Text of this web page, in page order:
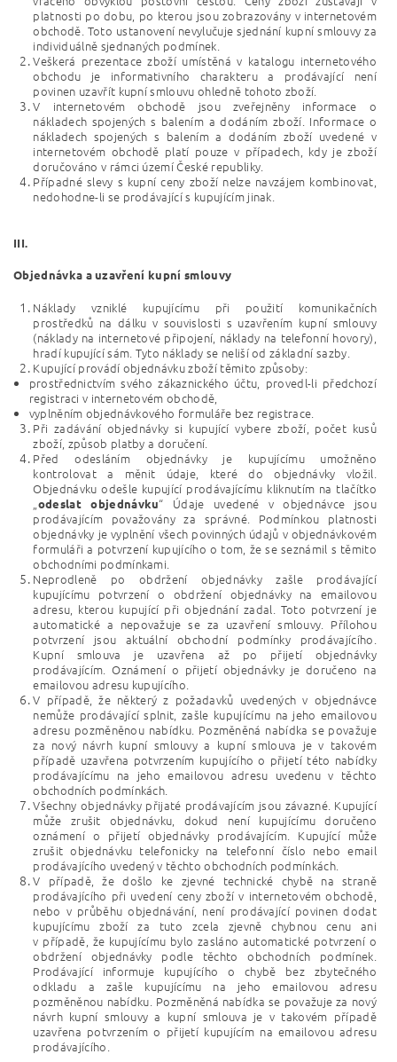
platnosti po dobu, po kterou jsou zobrazovány v internetovém
obchodě. Toto ustanovení nevylučuje sjednání kupní smlouvy za
individuálně sjednaných podmínek.
Veškerá prezentace zboží umístěná v katalogu internetového
obchodu je informativního charakteru a prodávající není
povinen uzavřít kupní smlouvu ohledně tohoto zboží.
V internetovém obchodě jsou zveřejněny informace o
nákladech spojených s balením a dodáním zboží. Informace o
nákladech spojených s balením a dodáním zboží uvedené v
internetovém obchodě platí pouze v případech, kdy je zboží
doručováno v rámci území České republiky.
Případné slevy s kupní ceny zboží nelze navzájem kombinovat,
nedohodne-li se prodávající s kupujícím jinak.
III.
Objednávka a uzavření kupní smlouvy
Náklady vzniklé kupujícímu při použití komunikačních
prostředků na dálku v souvislosti s uzavřením kupní smlouvy
(náklady na internetové připojení, náklady na telefonní hovory),
hradí kupující sám. Tyto náklady se neliší od základní sazby.
Kupující provádí objednávku zboží těmito způsoby:
prostřednictvím svého zákaznického účtu, provedl-li předchozí
registraci v internetovém obchodě,
vyplněním objednávkového formuláře bez registrace.
Při zadávání objednávky si kupující vybere zboží, počet kusů
zboží, způsob platby a doručení.
Před odesláním objednávky je kupujícímu umožněno
kontrolovat a měnit údaje, které do objednávky vložil.
Objednávku odešle kupující prodávajícímu kliknutím na tlačítko
„odeslat objednávku“ Údaje uvedené v objednávce jsou
prodávajícím považovány za správné. Podmínkou platnosti
objednávky je vyplnění všech povinných údajů v objednávkovém
formuláři a potvrzení kupujícího o tom, že se seznámil s těmito
obchodními podmínkami.
Neprodleně po obdržení objednávky zašle prodávající
kupujícímu potvrzení o obdržení objednávky na emailovou
adresu, kterou kupující při objednání zadal. Toto potvrzení je
automatické a nepovažuje se za uzavření smlouvy. Přílohou
potvrzení jsou aktuální obchodní podmínky prodávajícího.
Kupní smlouva je uzavřena až po přijetí objednávky
prodávajícím. Oznámení o přijetí objednávky je doručeno na
emailovou adresu kupujícího.
V případě, že některý z požadavků uvedených v objednávce
nemůže prodávající splnit, zašle kupujícímu na jeho emailovou
adresu pozměněnou nabídku. Pozměněná nabídka se považuje
za nový návrh kupní smlouvy a kupní smlouva je v takovém
případě uzavřena potvrzením kupujícího o přijetí této nabídky
prodávajícímu na jeho emailovou adresu uvedenu v těchto
obchodních podmínkách.
Všechny objednávky přijaté prodávajícím jsou závazné. Kupující
může zrušit objednávku, dokud není kupujícímu doručeno
oznámení o přijetí objednávky prodávajícím. Kupující může
zrušit objednávku telefonicky na telefonní číslo nebo email
prodávajícího uvedený v těchto obchodních podmínkách.
V případě, že došlo ke zjevné technické chybě na straně
prodávajícího při uvedení ceny zboží v internetovém obchodě,
nebo v průběhu objednávání, není prodávající povinen dodat
kupujícímu zboží za tuto zcela zjevně chybnou cenu ani
v případě, že kupujícímu bylo zasláno automatické potvrzení o
obdržení objednávky podle těchto obchodních podmínek.
Prodávající informuje kupujícího o chybě bez zbytečného
odkladu a zašle kupujícímu na jeho emailovou adresu
pozměněnou nabídku. Pozměněná nabídka se považuje za nový
návrh kupní smlouvy a kupní smlouva je v takovém případě
uzavřena potvrzením o přijetí kupujícím na emailovou adresu
prodávajícího.